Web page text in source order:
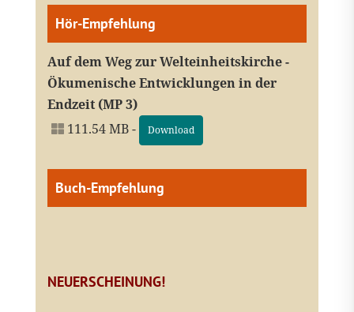
Hör-Empfehlung
Auf dem Weg zur Welteinheitskirche -
Ökumenische Entwicklungen in der
Endzeit (MP 3)
111.54 MB -
Download
Buch-Empfehlung
NEUERSCHEINUNG!